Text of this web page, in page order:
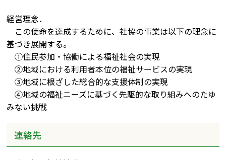
経営理念．
この使命を達成するために、社協の事業は以下の理念に
基づき展開する。
①住民参加・協働による福祉社会の実現
②地域における利用者本位の福祉サービスの実現
③地域に根ざした総合的な支援体制の実現
④地域の福祉ニーズに基づく先駆的な取り組みへのたゆ
みない挑戦
連絡先